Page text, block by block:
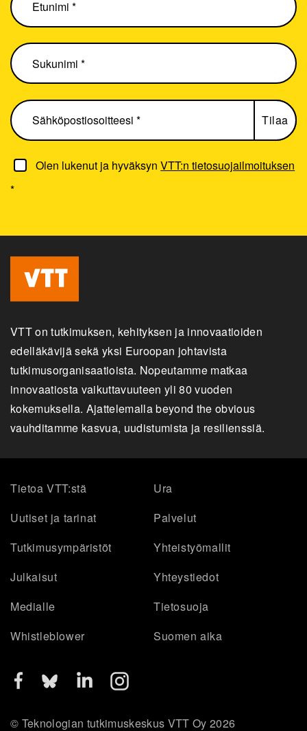
Olen lukenut ja hyväksynVTT:n tietosuojailmoituksen
*
VTT on tutkimuksen, kehityksen ja innovaatioiden
edelläkävijä sekä yksi Euroopan johtavista
tutkimusorganisaatioista. Nopeutamme matkaa
innovaatiosta vaikuttavuuteen yli 80 vuoden
kokemuksella. Ajattelemalla beyond the obvious
vauhditamme kasvua, uudistumista ja resilienssiä.
Tietoa VTT:stä
Ura
Uutiset ja tarinat
Palvelut
Tutkimusympäristöt
Yhteistyömallit
Julkaisut
Yhteystiedot
Medialle
Tietosuoja
Whistleblower
Suomen aika
© Teknologian tutkimuskeskus VTT Oy 2026